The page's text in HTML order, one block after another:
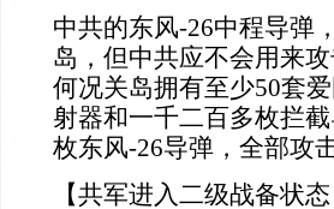
中共的东风-26中程导弹
岛，但中共应不会用来
何况关岛拥有至少50套
射器和一千二百多枚拦
枚东风-26导弹，全部攻
【共军进入二级战备状